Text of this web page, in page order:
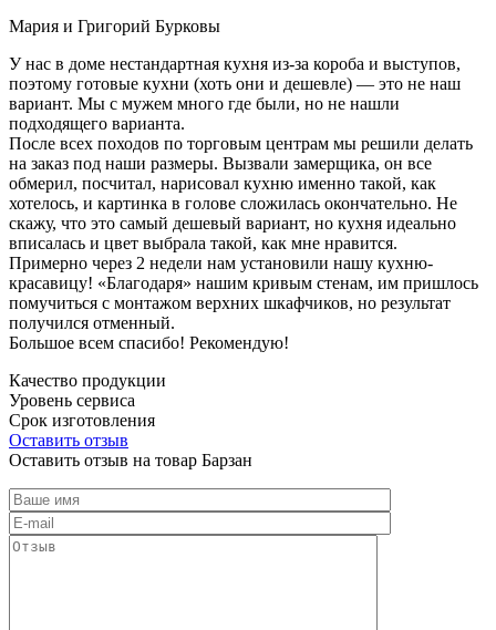
Мария и Григорий Бурковы
У нас в доме нестандартная кухня из-за короба и выступов,
поэтому готовые кухни (хоть они и дешевле) — это не наш
вариант. Мы с мужем много где были, но не нашли
подходящего варианта.
После всех походов по торговым центрам мы решили делать
на заказ под наши размеры. Вызвали замерщика, он все
обмерил, посчитал, нарисовал кухню именно такой, как
хотелось, и картинка в голове сложилась окончательно. Не
скажу, что это самый дешевый вариант, но кухня идеально
вписалась и цвет выбрала такой, как мне нравится.
Примерно через 2 недели нам установили нашу кухню-
красавицу! «Благодаря» нашим кривым стенам, им пришлось
помучиться с монтажом верхних шкафчиков, но результат
получился отменный.
Большое всем спасибо! Рекомендую!
Качество продукции
Уровень сервиса
Срок изготовления
Оставить отзыв
Оставить отзыв на товар Барзан